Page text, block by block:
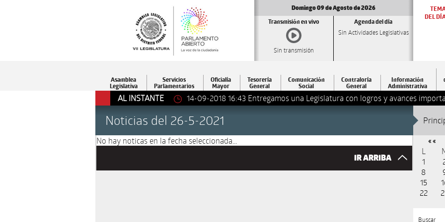
Domingo 09 de Agosto de 2026
Transmisión en vivo
Sin transmisión
Agenda del día
Sin Actividades Legislativas
DEL
Asamblea
Legislativa
Servicios
Parlamentarios
Oficialía
Mayor
Tesorería
General
Comunicación
Social
Contraloría
General
Información
Administrativa
AL INSTANTE 14-09-2018 16:43 Entregamos una Legislatura con logros y avances
Noticias del 26-5-2021
No hay noticas en la fecha seleccionada...
IR ARRIBA
« «
L
1
8
15
22
Buscar